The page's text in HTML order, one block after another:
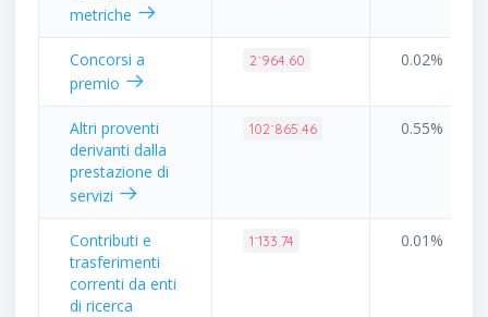
metriche
Concorsi a
premio
2˙964.60 0.02%
Altri proventi
derivanti dalla
prestazione di
servizi
102˙865.46 0.55%
Contributi e
trasferimenti
correnti da enti
di ricerca
1˙133.74 0.01%